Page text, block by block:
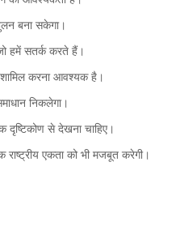
बना सकेगा।
हमें सतर्क करते हैं।
शामिल करना आवश्यक है।
निकलेगा।
दृष्टिकोण से देखना चाहिए।
एकता को भी मजबूत करेगी।